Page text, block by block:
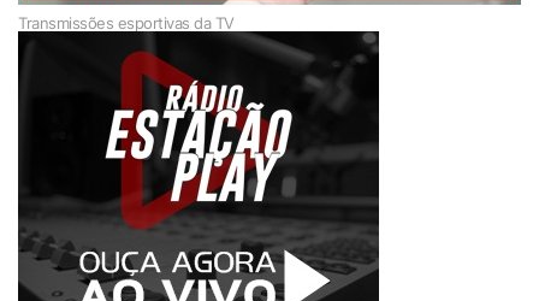
Transmissões esportivas da TV